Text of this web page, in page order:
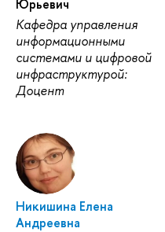
Юрьевич
Кафедра управления
информационными
системами и цифровой
инфраструктурой:
Доцент
Никишина Елена
Андреевна